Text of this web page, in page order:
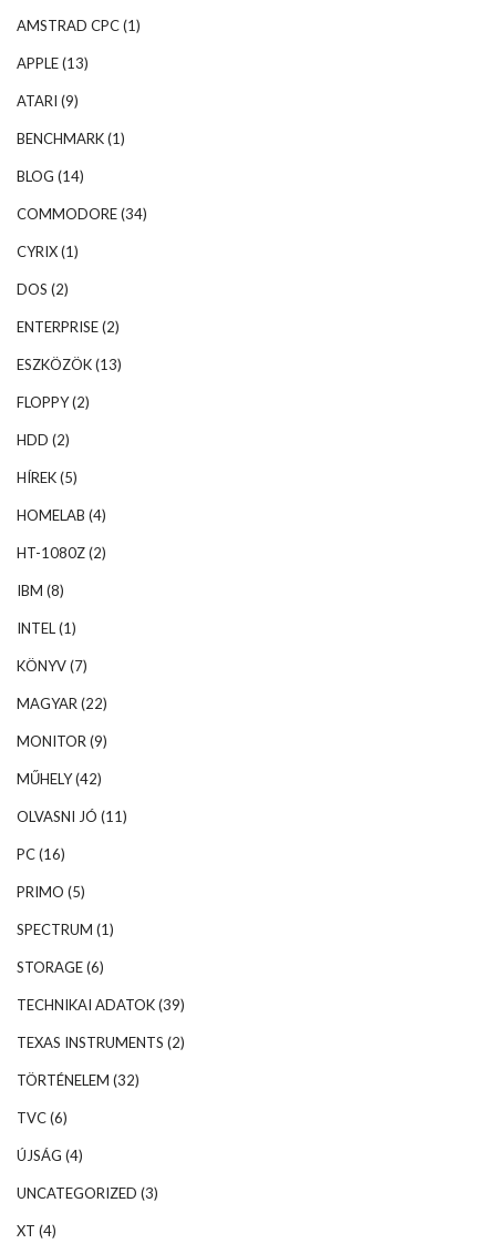
AMSTRAD CPC(1)
APPLE(13)
ATARI (9)
BENCHMARK(1)
BLOG (14)
COMMODORE(34)
CYRIX(1)
DOS (2)
ENTERPRISE(2)
ESZKÖZÖK(13)
FLOPPY(2)
HDD (2)
HÍREK(5)
HOMELAB (4)
HT-1080Z(2)
IBM (8)
INTEL(1)
KÖNYV(7)
MAGYAR(22)
MONITOR(9)
MŰHELY(42)
OLVASNI JÓ (11)
PC(16)
PRIMO (5)
SPECTRUM (1)
STORAGE(6)
TECHNIKAI ADATOK(39)
TEXAS INSTRUMENTS (2)
TÖRTÉNELEM (32)
TVC(6)
ÚJSÁG (4)
UNCATEGORIZED (3)
XT (4)